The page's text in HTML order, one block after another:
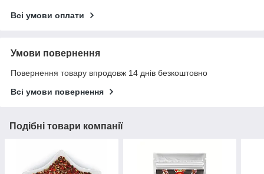
Всі умови оплати
Умови повернення
Повернення товару впродовж 14 днів безкоштовно
Всі умови повернення
Подібні товари компанії